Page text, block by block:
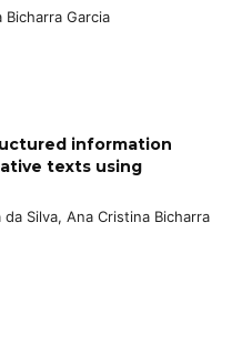
Bicharra Garcia
information
texts using
Silva, Ana Cristina Bicharra